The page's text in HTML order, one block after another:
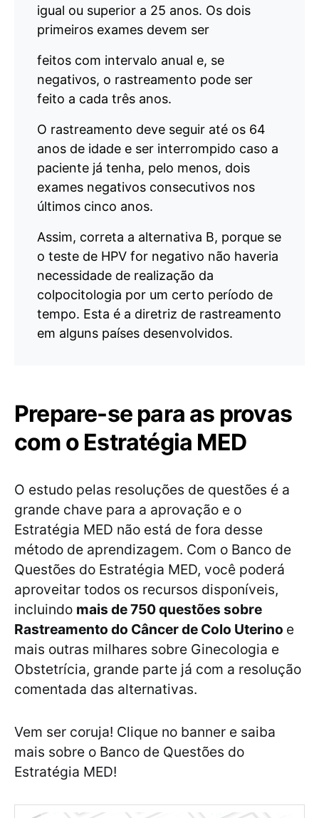
igual ou superior a 25 anos. Os dois
primeiros exames devem ser
feitos com intervalo anual e, se
negativos, o rastreamento pode ser
feito a cada três anos.
O rastreamento deve seguir até os 64
anos de idade e ser interrompido caso a
paciente já tenha, pelo menos, dois
exames negativos consecutivos nos
últimos cinco anos.
Assim, correta a alternativa B, porque se
o teste de HPV for negativo não haveria
necessidade de realização da
colpocitologia por um certo período de
tempo. Esta é a diretriz de rastreamento
em alguns países desenvolvidos.
Prepare-se para as provas
com o Estratégia MED
O estudo pelas resoluções de questões é a
grande chave para a aprovação e o
Estratégia MED não está de fora desse
método de aprendizagem. Com o Banco de
Questões do Estratégia MED, você poderá
aproveitar todos os recursos disponíveis,
incluindo mais de 750 questões sobre
Rastreamento do Câncer de Colo Uterino e
mais outras milhares sobre Ginecologia e
Obstetrícia, grande parte já com a resolução
comentada das alternativas.
Vem ser coruja! Clique no banner e saiba
mais sobre o Banco de Questões do
Estratégia MED!